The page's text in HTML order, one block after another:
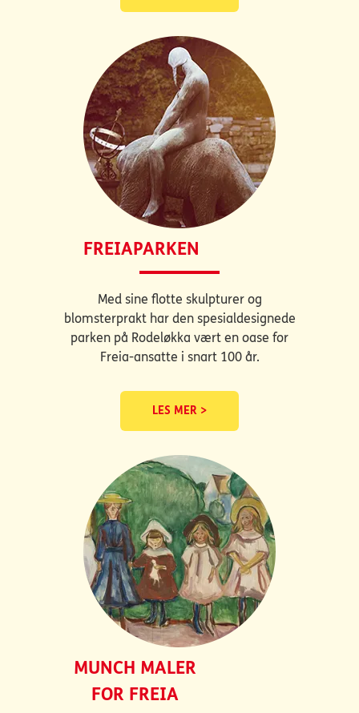
FREIAPARKEN
Med sine flotte skulpturer og
blomsterprakt har den spesialdesignede
parken på Rodeløkka vært en oase for
Freia-ansatte i snart 100 år.
LES MER >
MUNCH MALER
FOR FREIA